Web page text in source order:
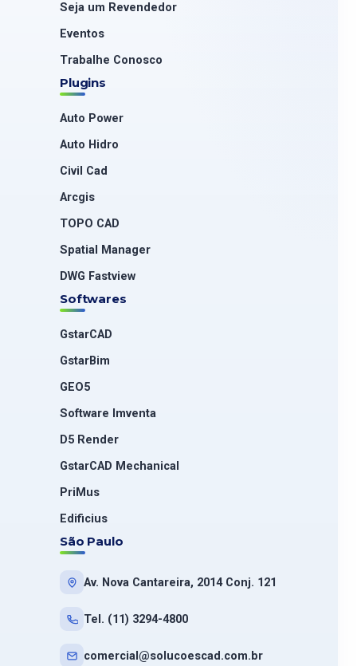
Seja um Revendedor
Eventos
Trabalhe Conosco
Plugins
Auto Power
Auto Hidro
Civil Cad
Arcgis
TOPO CAD
Spatial Manager
DWG Fastview
Softwares
GstarCAD
GstarBim
GEO5
Software Imventa
D5 Render
GstarCAD Mechanical
PriMus
Edificius
São Paulo
Av. Nova Cantareira, 2014 Conj. 121
Tel. (11) 3294-4800
comercial@solucoescad.com.br